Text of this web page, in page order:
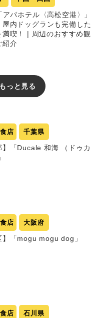
アパホテル〈高松空港〉」
内ドッグランも完備した
満喫！ | 周辺のおすすめ観
紹介
っと見る
店 千葉県
】「Ducale 和海 （ドゥカ
店 大阪府
】「mogu mogu dog」
店 石川県